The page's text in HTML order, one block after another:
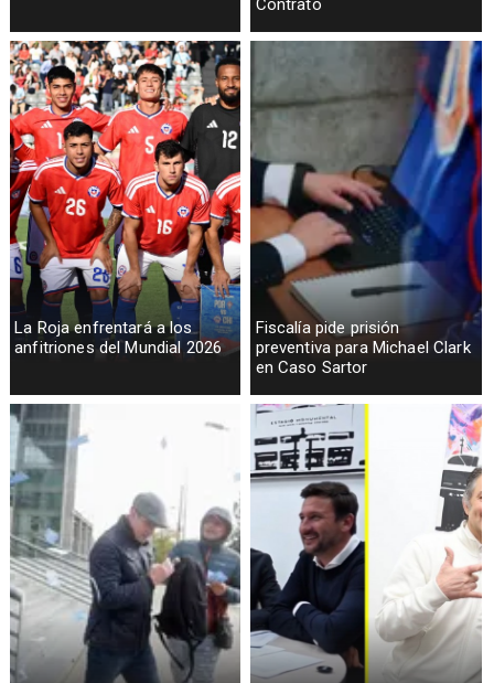
Contrato
La Roja enfrentará a los
anfitriones del Mundial 2026
Fiscalía pide prisión
preventiva para Michael Clark
en Caso Sartor